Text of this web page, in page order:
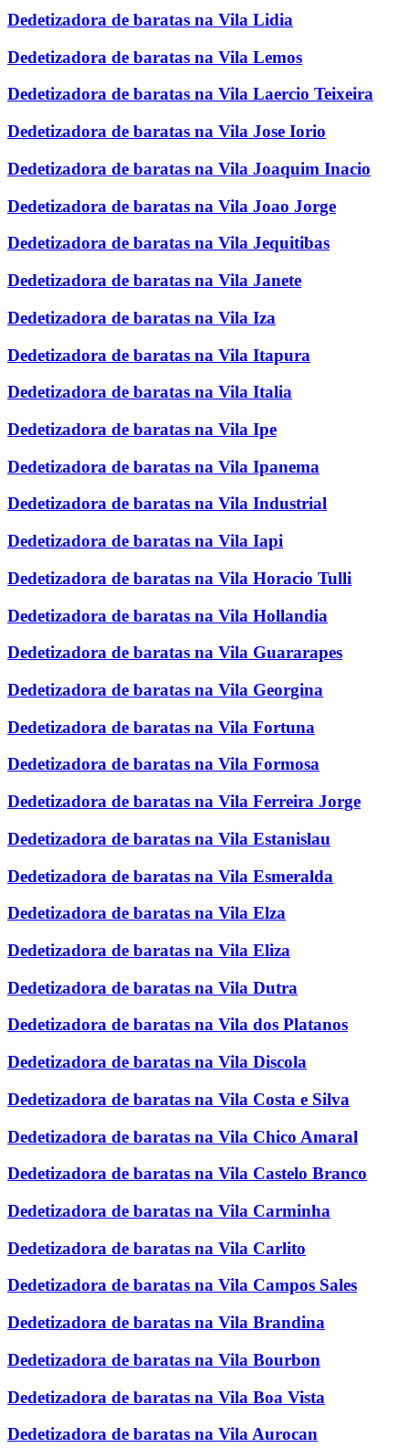
Dedetizadora de baratas na Vila Lidia
Dedetizadora de baratas na Vila Lemos
Dedetizadora de baratas na Vila Laercio Teixeira
Dedetizadora de baratas na Vila Jose Iorio
Dedetizadora de baratas na Vila Joaquim Inacio
Dedetizadora de baratas na Vila Joao Jorge
Dedetizadora de baratas na Vila Jequitibas
Dedetizadora de baratas na Vila Janete
Dedetizadora de baratas na Vila Iza
Dedetizadora de baratas na Vila Itapura
Dedetizadora de baratas na Vila Italia
Dedetizadora de baratas na Vila Ipe
Dedetizadora de baratas na Vila Ipanema
Dedetizadora de baratas na Vila Industrial
Dedetizadora de baratas na Vila Iapi
Dedetizadora de baratas na Vila Horacio Tulli
Dedetizadora de baratas na Vila Hollandia
Dedetizadora de baratas na Vila Guararapes
Dedetizadora de baratas na Vila Georgina
Dedetizadora de baratas na Vila Fortuna
Dedetizadora de baratas na Vila Formosa
Dedetizadora de baratas na Vila Ferreira Jorge
Dedetizadora de baratas na Vila Estanislau
Dedetizadora de baratas na Vila Esmeralda
Dedetizadora de baratas na Vila Elza
Dedetizadora de baratas na Vila Eliza
Dedetizadora de baratas na Vila Dutra
Dedetizadora de baratas na Vila dos Platanos
Dedetizadora de baratas na Vila Discola
Dedetizadora de baratas na Vila Costa e Silva
Dedetizadora de baratas na Vila Chico Amaral
Dedetizadora de baratas na Vila Castelo Branco
Dedetizadora de baratas na Vila Carminha
Dedetizadora de baratas na Vila Carlito
Dedetizadora de baratas na Vila Campos Sales
Dedetizadora de baratas na Vila Brandina
Dedetizadora de baratas na Vila Bourbon
Dedetizadora de baratas na Vila Boa Vista
Dedetizadora de baratas na Vila Aurocan